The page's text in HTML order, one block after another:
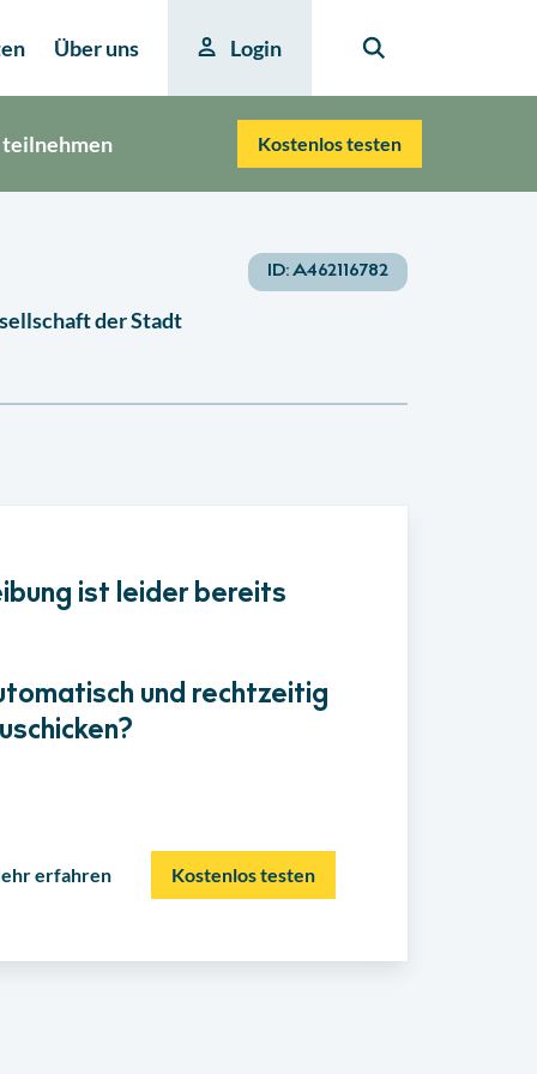
Über uns Login
teilnehmen Kostenlos testen
der Stadt
ID:A462116782
ist leider bereits
und rechtzeitig
erfahren Kostenlos testen